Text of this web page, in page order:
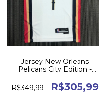
Jersey New Orleans
Pelicans City Edition -
R$349,99
R$305,99